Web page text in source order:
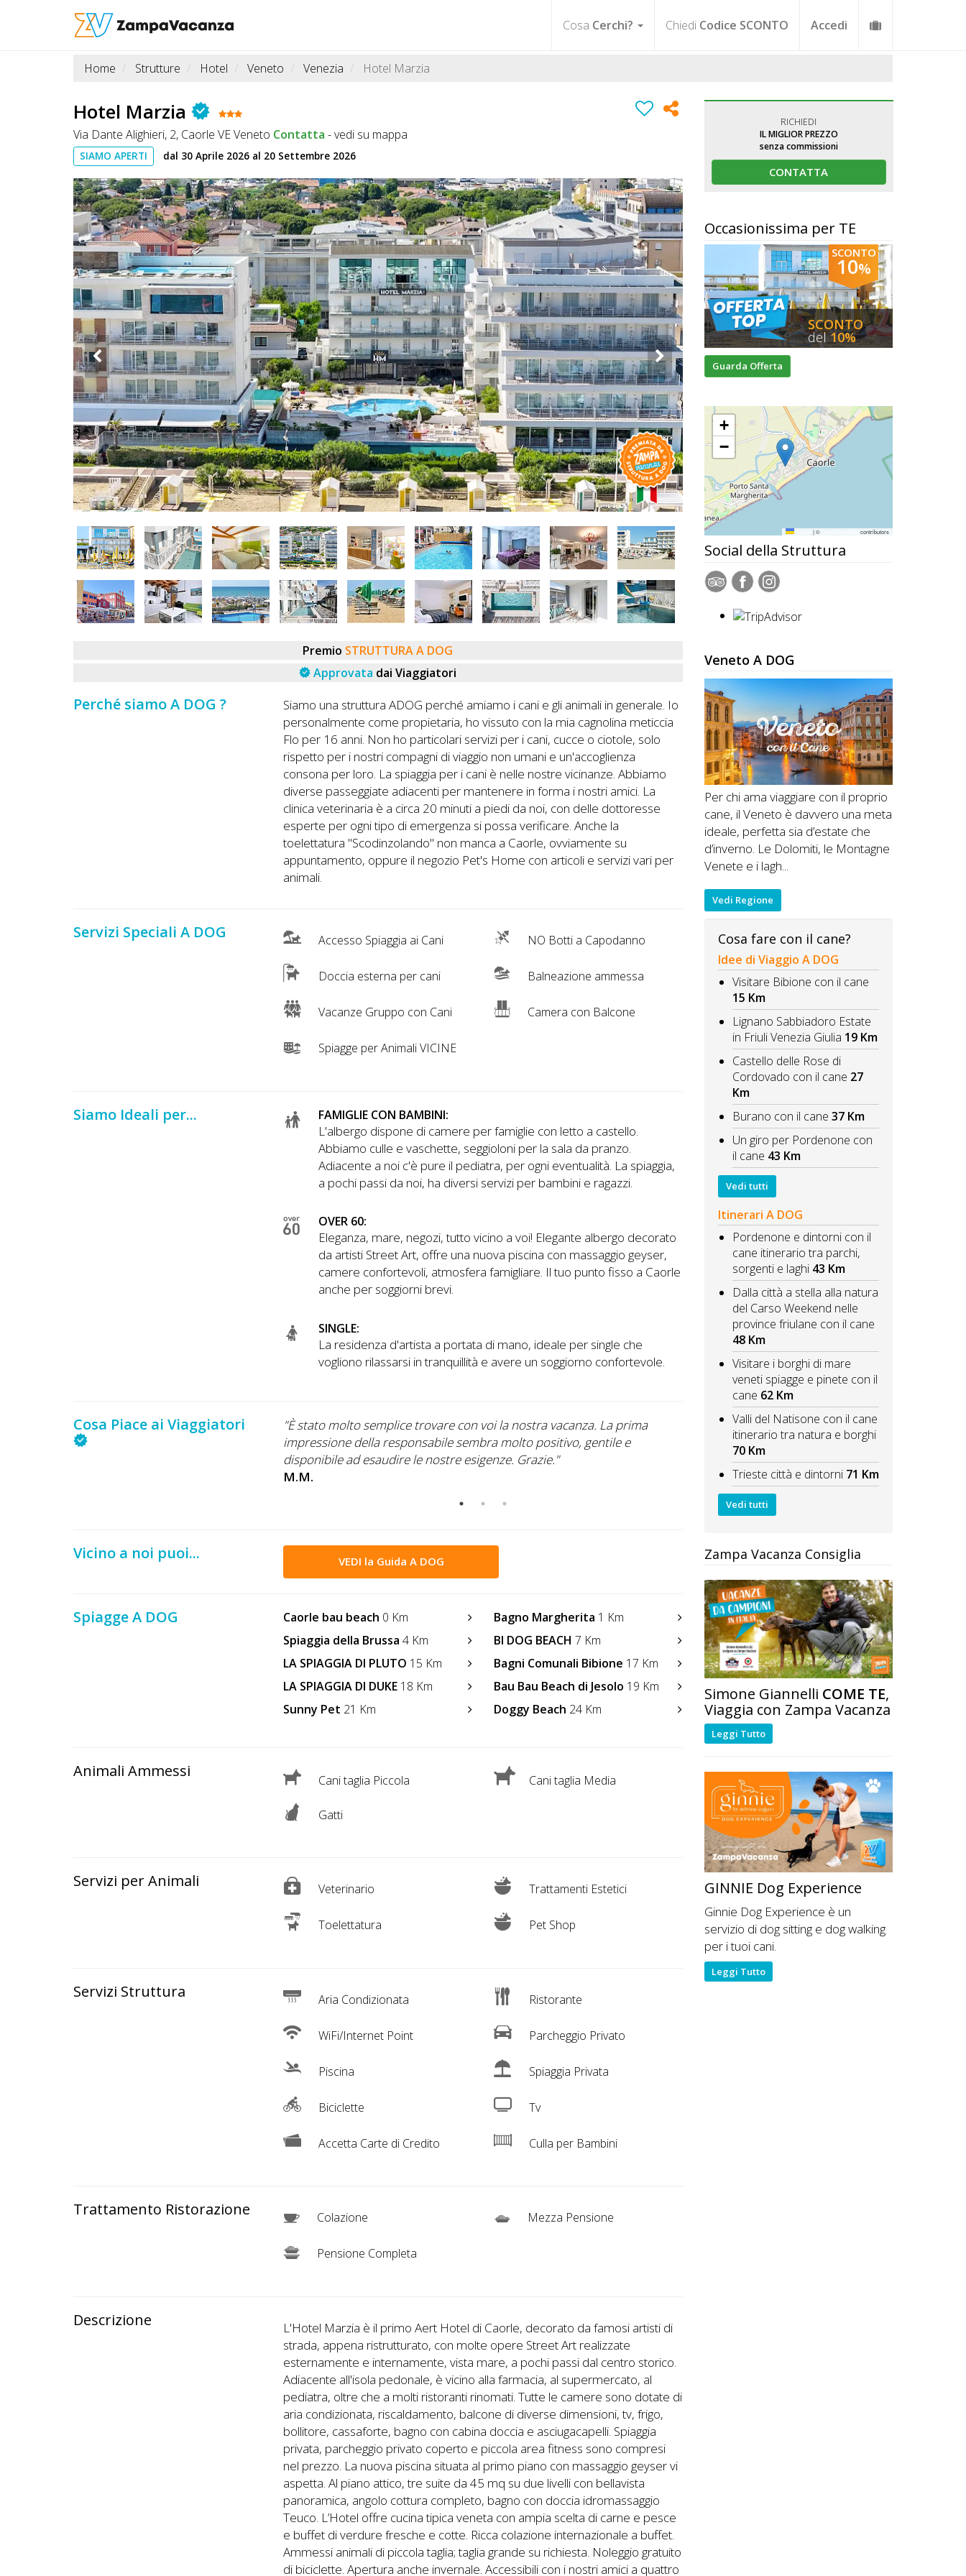
Cosa Cerchi? Chiedi Codice SCONTO Accedi
STRUTTURE
LUOGHI
OFFERTE
CHIEDI
CODICE
SCONTO
Video
Tutorial
Home Strutture Hotel Veneto Venezia Hotel Marzia
Hotel Marzia
Via Dante Alighieri, 2, Caorle VE Veneto Contatta -vedi su mappa
SIAMO APERTI dal 30 Aprile 2026 al 20 Settembre 2026
Premio STRUTTURA A DOG
Approvata dai Viaggiatori
Perché siamo A DOG ?
Siamo una struttura ADOG perché amiamo i cani e gli animali in generale. Io
personalmente come propietaria, ho vissuto con la mia cagnolina meticcia
Flo per 16 anni. Non ho particolari servizi per i cani, cucce o ciotole, solo
rispetto per i nostri compagni di viaggio non umani e un'accoglienza
consona per loro. La spiaggia per i cani è nelle nostre vicinanze. Abbiamo
diverse passeggiate adiacenti per mantenere in forma i nostri amici. La
clinica veterinaria è a circa 20 minuti a piedi da noi, con delle dottoresse
esperte per ogni tipo di emergenza si possa verificare. Anche la
toelettatura "Scodinzolando" non manca a Caorle, ovviamente su
appuntamento, oppure il negozio Pet's Home con articoli e servizi vari per
animali.
Servizi Speciali A DOG Accesso Spiaggia ai Cani NO Botti a Capodanno
Doccia esterna per cani Balneazione ammessa
Vacanze Gruppo con Cani Camera con Balcone
Spiagge per Animali VICINE
Siamo Ideali per... FAMIGLIE CON BAMBINI:
L'albergo dispone di camere per famiglie con letto a castello.
Abbiamo culle e vaschette, seggioloni per la sala da pranzo.
Adiacente a noi c'è pure il pediatra, per ogni eventualità. La spiaggia,
a pochi passi da noi, ha diversi servizi per bambini e ragazzi.
OVER 60:
Eleganza, mare, negozi, tutto vicino a voi! Elegante albergo decorato
da artisti Street Art, offre una nuova piscina con massaggio geyser,
camere confortevoli, atmosfera famigliare. Il tuo punto fisso a Caorle
anche per soggiorni brevi.
SINGLE:
La residenza d'artista a portata di mano, ideale per single che
vogliono rilassarsi in tranquillità e avere un soggiorno confortevole.
Cosa Piace ai Viaggiatori
modo facile e abbiamo ritrovato tutti i servizi
Camere pulite e personale efficiente e
"È stato molto semplice trovare con voi la nostra vacanza. La prima
impressione della responsabile sembra molto positivo, gentile e
disponibile ad esaudire le nostre esigenze. Grazie."
M.M.
"Albergo molto carino e pulito, ci hanno dato
e lettini alla Bau beach per il nostro cane.
cane in una saletta a parte. Ottima soluzione."
Vicino a noi puoi... VEDI la Guida A DOG
Spiagge A DOG Caorle bau beach 0 Km Bagno Margherita 1 Km
Spiaggia della Brussa 4 Km BI DOG BEACH 7 Km
LA SPIAGGIA DI PLUTO 15 Km Bagni Comunali Bibione 17 Km
LA SPIAGGIA DI DUKE 18 Km Bau Bau Beach di Jesolo 19 Km
Sunny Pet 21 Km Doggy Beach 24 Km
Animali Ammessi Cani taglia Piccola Cani taglia Media
Gatti
Servizi per Animali Veterinario Trattamenti Estetici
Toelettatura Pet Shop
Servizi Struttura Aria Condizionata Ristorante
WiFi/Internet Point Parcheggio Privato
Piscina Spiaggia Privata
Biciclette Tv
Accetta Carte di Credito Culla per Bambini
Trattamento Ristorazione Colazione Mezza Pensione
Pensione Completa
Descrizione
L'Hotel Marzia è il primo Aert Hotel di Caorle, decorato da famosi artisti di
strada, appena ristrutturato, con molte opere Street Art realizzate
esternamente e internamente, vista mare, a pochi passi dal centro storico.
Adiacente all'isola pedonale, è vicino alla farmacia, al supermercato, al
pediatra, oltre che a molti ristoranti rinomati. Tutte le camere sono dotate di
aria condizionata, riscaldamento, balcone di diverse dimensioni, tv, frigo,
bollitore, cassaforte, bagno con cabina doccia e asciugacapelli. Spiaggia
privata, parcheggio privato coperto e piccola area fitness sono compresi
nel prezzo. La nuova piscina situata al primo piano con massaggio geyser vi
aspetta. Al piano attico, tre suite da 45 mq su due livelli con bellavista
panoramica, angolo cottura completo, bagno con doccia idromassaggio
Teuco. L’Hotel offre cucina tipica veneta con ampia scelta di carne e pesce
e buffet di verdure fresche e cotte. Ricca colazione internazionale a buffet.
Ammessi animali di piccola taglia; taglia grande su richiesta. Noleggio gratuito
di biciclette. Apertura anche invernale. Accessibili con i nostri amici a quattro
RICHIEDI
IL MIGLIOR PREZZO
senza commissioni
CONTATTA
Occasionissima per TE
SCONTO
del 10%
SCONTO
10%
Guarda Offerta
+
−
|© contributors
Social della Struttura
Veneto A DOG
Per chi ama viaggiare con il proprio
cane, il Veneto è davvero una meta
ideale, perfetta sia d’estate che
d’inverno. Le Dolomiti, le Montagne
Venete e i lagh...
Vedi Regione
Cosa fare con il cane?
Idee di Viaggio A DOG
Visitare Bibione con il cane
15 Km
Lignano Sabbiadoro Estate
in Friuli Venezia Giulia 19 Km
Castello delle Rose di
Cordovado con il cane 27
Km
Burano con il cane 37 Km
Un giro per Pordenone con
il cane 43 Km
Vedi tutti
Itinerari A DOG
Pordenone e dintorni con il
cane itinerario tra parchi,
sorgenti e laghi 43 Km
Dalla città a stella alla natura
del Carso Weekend nelle
province friulane con il cane
48 Km
Visitare i borghi di mare
veneti spiagge e pinete con il
cane 62 Km
Valli del Natisone con il cane
itinerario tra natura e borghi
70 Km
Trieste città e dintorni 71 Km
Vedi tutti
Zampa Vacanza Consiglia
Simone Giannelli COME TE,
Viaggia con Zampa Vacanza
Leggi Tutto
GINNIE Dog Experience
Ginnie Dog Experience è un
servizio di dog sitting e dog walking
per i tuoi cani.
Leggi Tutto